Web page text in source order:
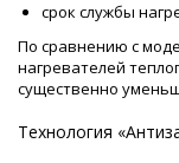
срок службы
По сравнению с
нагревателей
существенно
Технология